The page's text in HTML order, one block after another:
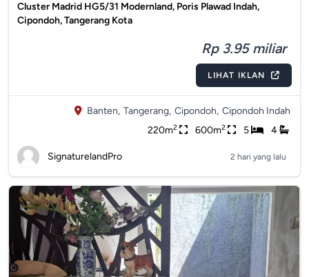
Cluster Madrid HG5/31 Modernland, Poris Plawad Indah,
Cipondoh, Tangerang Kota
Rp 3.95 miliar
LIHAT IKLAN
Banten, Tangerang, Cipondoh, Cipondoh Indah
220m2 600m2 5 4
SignaturelandPro 2 hari yang lalu